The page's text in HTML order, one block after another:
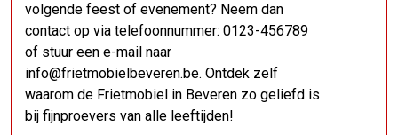
volgende feest of evenement? Neem dan
contact op via telefoonnummer: 0123-456789
of stuur een e-mail naar
info@frietmobielbeveren.be. Ontdek zelf
waarom de Frietmobiel in Beveren zo geliefd is
bij fijnproevers van alle leeftijden!